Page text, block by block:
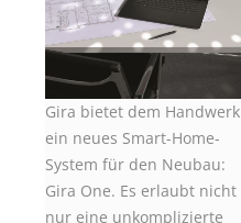
Gira bietet dem Handwerk
ein neues Smart-Home-
System für den Neubau:
Gira One. Es erlaubt nicht
nur eine unkomplizierte